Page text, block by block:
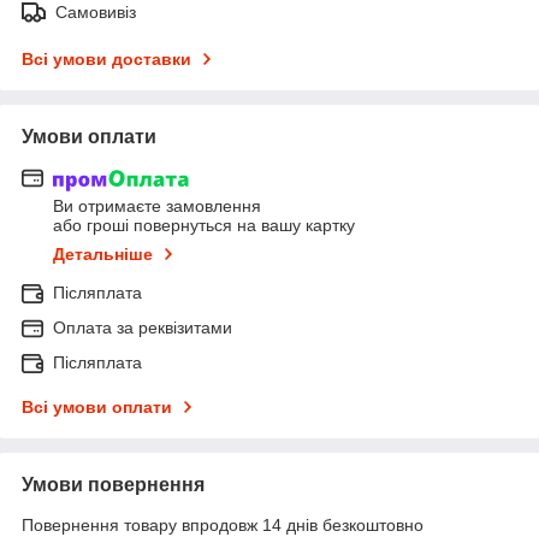
Самовивіз
Всі умови доставки
Умови оплати
Ви отримаєте замовлення
або гроші повернуться на вашу картку
Детальніше
Післяплата
Оплата за реквізитами
Післяплата
Всі умови оплати
Умови повернення
Повернення товару впродовж 14 днів безкоштовно